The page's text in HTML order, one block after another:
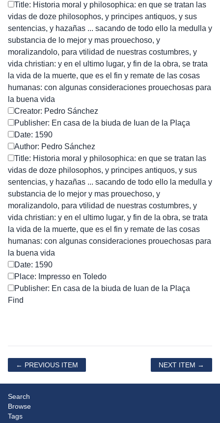
Title: Historia moral y philosophica: en que se tratan las
vidas de doze philosophos, y principes antiquos, y sus
sentencias, y hazañas ... sacando de todo ello la medulla y
substancia de lo mejor y mas prouechoso, y
moralizandolo, para vtilidad de nuestras costumbres, y
vida christian: y en el ultimo lugar, y fin de la obra, se trata
la vida de la muerte, que es el fin y remate de las cosas
humanas: con algunas consideraciones prouechosas para
la buena vida
Creator: Pedro Sánchez
Publisher: En casa de la biuda de Iuan de la Plaça
Date: 1590
Author: Pedro Sánchez
Title: Historia moral y philosophica: en que se tratan las
vidas de doze philosophos, y principes antiquos, y sus
sentencias, y hazañas ... sacando de todo ello la medulla y
substancia de lo mejor y mas prouechoso, y
moralizandolo, para vtilidad de nuestras costumbres, y
vida christian: y en el ultimo lugar, y fin de la obra, se trata
la vida de la muerte, que es el fin y remate de las cosas
humanas: con algunas consideraciones prouechosas para
la buena vida
Date: 1590
Place: Impresso en Toledo
Publisher: En casa de la biuda de Iuan de la Plaça
← PREVIOUS ITEM NEXT ITEM →
Search
Browse
Tags